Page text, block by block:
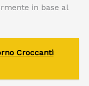
in base al
Croccanti